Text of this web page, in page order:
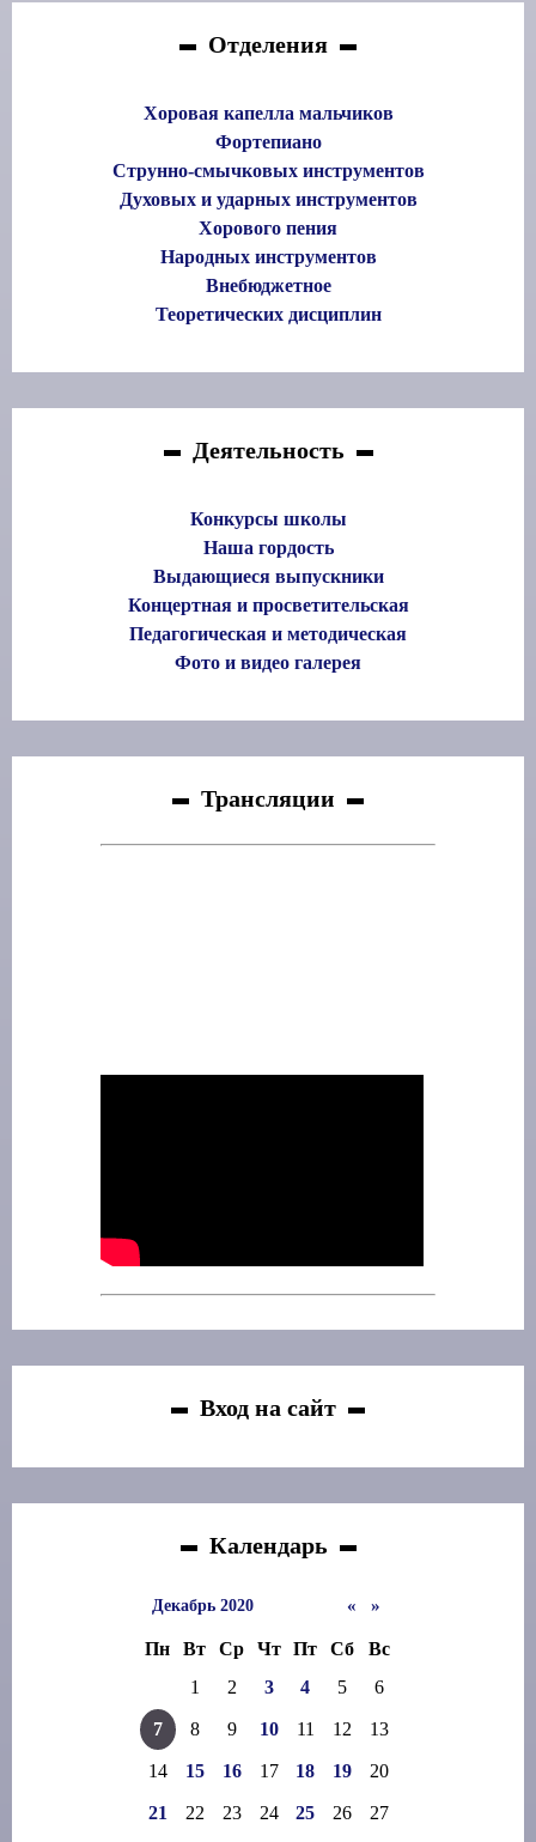
Отделения
Хоровая капелла мальчиков
Фортепиано
Струнно-смычковых инструментов
Духовых и ударных инструментов
Хорового пения
Народных инструментов
Внебюджетное
Теоретических дисциплин
Деятельность
Конкурсы школы
Наша гордость
Выдающиеся выпускники
Концертная и просветительская
Педагогическая и методическая
Фото и видео галерея
Трансляции
Вход на сайт
Календарь
«
Декабрь 2020 »
Пн Вт Ср Чт Пт Сб
Вс
1
2 3 4 5 6
7 8 9 10 11 12 13
14 15 16 17 18 19 20
21 22 23 24 25 26 27